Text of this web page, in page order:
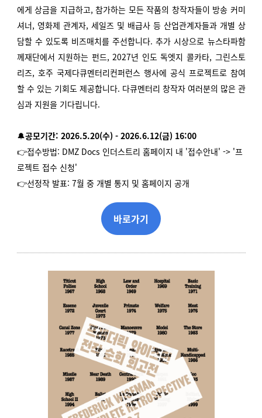
에게 상금을 지급하고, 참가하는 모든 작품의 창작자들이 방송 커미
셔너, 영화제 관계자, 세일즈 및 배급사 등 산업관계자들과 개별 상
담할 수 있도록 비즈매치를 주선합니다.추가 시상으로 뉴스타파함
께재단에서 지원하는 펀드, 2027년 인도 독엣지 콜카타, 그린스토
리즈, 호주 국제다큐멘터리컨퍼런스 행사에 공식 프로젝트로 참여
할 수 있는 기회도 제공합니다. 다큐멘터리 창작자 여러분의 많은 관
심과 지원을 기다립니다.
🔔공모기간: 2026.5.20(수) - 2026.6.12(금) 16:00
👉접수방법: DMZ Docs 인더스트리 홈페이지 내 '접수안내' -> '프
로젝트 접수 신청'
👉선정작 발표: 7월 중 개별 통지 및 홈페이지 공개
바로가기